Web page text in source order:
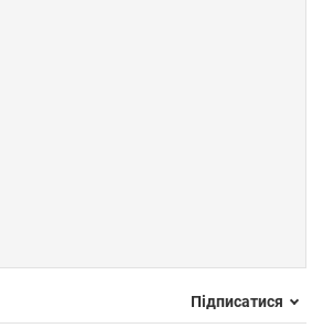
Підписатися